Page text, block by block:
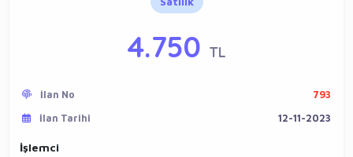
4.750 TL
İlan No
793
İlan Tarihi
12-11-2023
İşlemci